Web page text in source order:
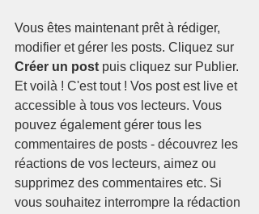
Vous êtes maintenant prêt à rédiger,
modifier et gérer les posts. Cliquez sur
Créer un post puis cliquez sur Publier.
Et voilà ! C'est tout ! Vos post est live et
accessible à tous vos lecteurs. Vous
pouvez également gérer tous les
commentaires de posts - découvrez les
réactions de vos lecteurs, aimez ou
supprimez des commentaires etc. Si
vous souhaitez interrompre la rédaction